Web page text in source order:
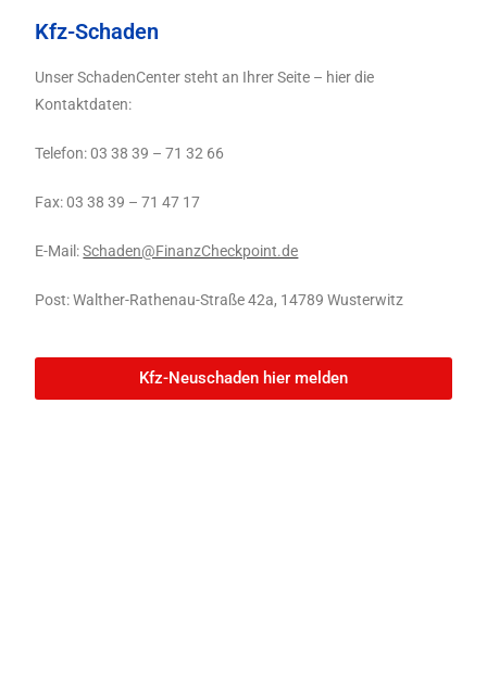
Kfz-Schaden
Unser SchadenCenter steht an Ihrer Seite – hier die
Kontaktdaten:
Telefon:03 38 39 – 71 32 66
Fax:03 38 39 – 71 47 17
E-Mail:Schaden@FinanzCheckpoint.de
Post:Walther-Rathenau-Straße 42a, 14789 Wusterwitz
Kfz-Neuschaden hier melden